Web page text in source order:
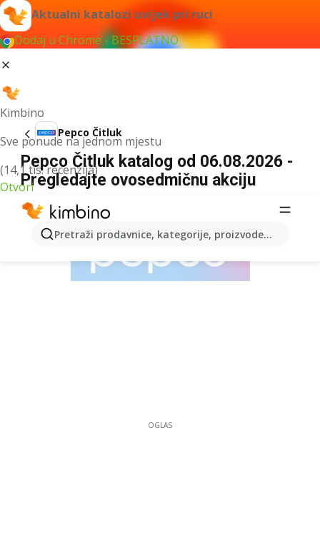
Aktualni katalozi uvijek pri ruci
Dodaj u Chrome - BESPLATNO
Kimbino
Sve ponude na jednom mjestu
(14,1 tis. recenzija)
Otvori
Pretraži prodavnice, kategorije, proizvode...
Pepco Čitluk
Pepco Čitluk katalog od 06.08.2026 -
Pregledajte ovosedmičnu akciju
OGLAS